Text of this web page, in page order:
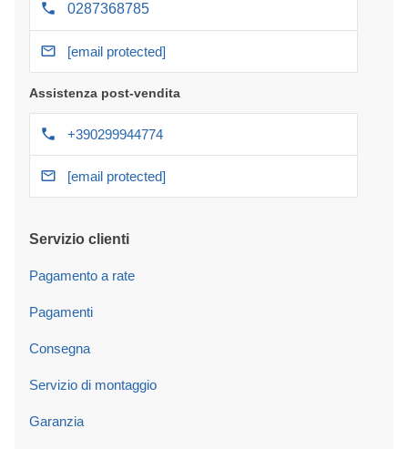
0287368785
[email protected]
Assistenza post-vendita
+390299944774
[email protected]
Servizio clienti
Pagamento a rate
Pagamenti
Consegna
Servizio di montaggio
Garanzia